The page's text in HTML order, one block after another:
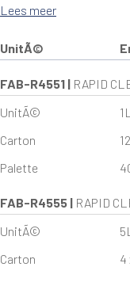
Lees meer
UnitÃ©
FAB-R4551 | RAPID
UnitÃ©
1L
Carton
Palette
FAB-R4555 | RAPID
UnitÃ©
5L
Carton
4